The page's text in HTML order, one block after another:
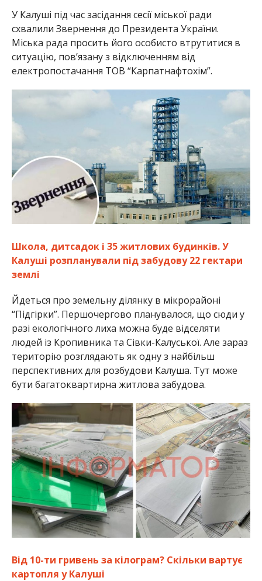
У Калуші під час засідання сесії міської ради
схвалили Звернення до Президента України.
Міська рада просить його особисто втрутитися в
ситуацію, пов’язану з відключенням від
електропостачання ТОВ “Карпатнафтохім”.
Школа, дитсадок і 35 житлових будинків. У
Калуші розпланували під забудову 22 гектари
землі
Йдеться про земельну ділянку в мікрорайоні
“Підгірки”. Першочергово планувалося, що сюди у
разі екологічного лиха можна буде відселяти
людей із Кропивника та Сівки-Калуської. Але зараз
територію розглядають як одну з найбільш
перспективних для розбудови Калуша. Тут може
бути багатоквартирна житлова забудова.
Від 10-ти гривень за кілограм? Скільки вартує
картопля у Калуші